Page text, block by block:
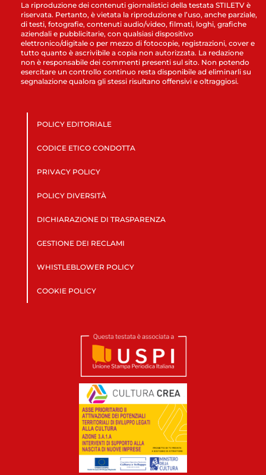
La riproduzione dei contenuti giornalistici della testata STILETV è
riservata. Pertanto, è vietata la riproduzione e l’uso, anche parziale,
di testi, fotografie, contenuti audio/video, filmati, loghi, grafiche
aziendali e pubblicitarie, con qualsiasi dispositivo
elettronico/digitale o per mezzo di fotocopie, registrazioni, cover e
tutto quanto è ascrivibile a copia non autorizzata. La redazione
non è responsabile dei commenti presenti sul sito. Non potendo
esercitare un controllo continuo resta disponibile ad eliminarli su
segnalazione qualora gli stessi risultano offensivi e oltraggiosi.
POLICY EDITORIALE
CODICE ETICO CONDOTTA
PRIVACY POLICY
POLICY DIVERSITÀ
DICHIARAZIONE DI TRASPARENZA
GESTIONE DEI RECLAMI
WHISTLEBLOWER POLICY
COOKIE POLICY